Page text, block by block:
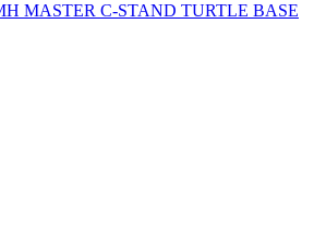
MASTER C-STAND TURTLE BASE